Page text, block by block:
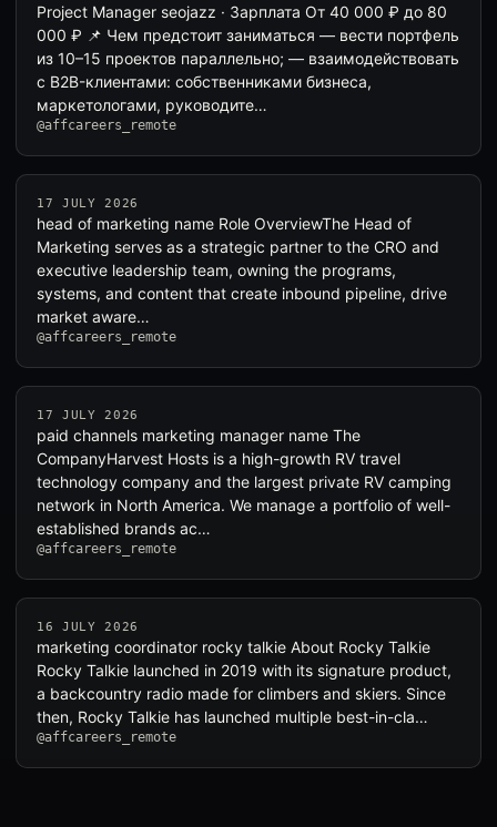
Project Manager seojazz · Зарплата От 40 000 ₽ до 80
000 ₽ 📌 Чем предстоит заниматься — вести портфель
из 10–15 проектов параллельно; — взаимодействовать
с B2B-клиентами: собственниками бизнеса,
маркетологами, руководите…
@affcareers_remote
17 JULY 2026
head of marketing name Role OverviewThe Head of
Marketing serves as a strategic partner to the CRO and
executive leadership team, owning the programs,
systems, and content that create inbound pipeline, drive
market aware…
@affcareers_remote
17 JULY 2026
paid channels marketing manager name The
CompanyHarvest Hosts is a high-growth RV travel
technology company and the largest private RV camping
network in North America. We manage a portfolio of well-
established brands ac…
@affcareers_remote
16 JULY 2026
marketing coordinator rocky talkie About Rocky Talkie
Rocky Talkie launched in 2019 with its signature product,
a backcountry radio made for climbers and skiers. Since
then, Rocky Talkie has launched multiple best-in-cla…
@affcareers_remote